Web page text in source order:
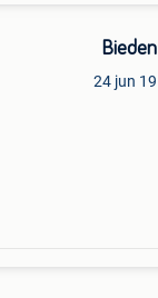
Bieden
24 jun 19